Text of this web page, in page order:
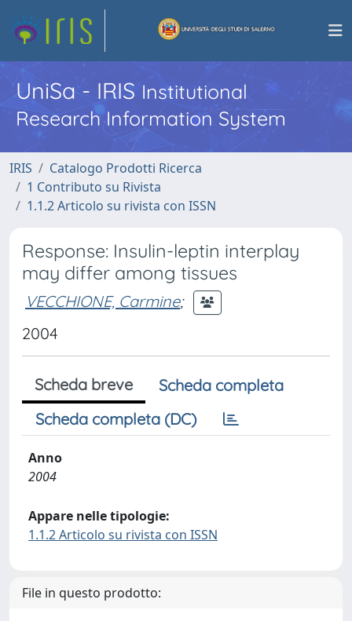
UniSa - IRISInstitutional
Research Information System
IRIS
Catalogo Prodotti Ricerca
1 Contributo su Rivista
1.1.2 Articolo su rivista con ISSN
Response: Insulin-leptin interplay
may differ among tissues
VECCHIONE, Carmine;
2004
Scheda breve
Scheda completa
Scheda completa (DC)
Anno
2004
Appare nelle tipologie:
1.1.2 Articolo su rivista con ISSN
File in questo prodotto: